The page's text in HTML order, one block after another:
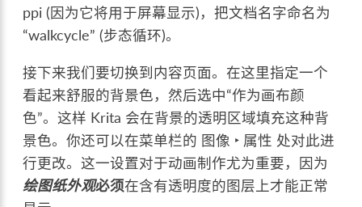
ppi (因为它将用于屏幕显示)，把文档名字命名为
“walkcycle” (步态循环)。
接下来我们要切换到内容页面。在这里指定一个
看起来舒服的背景色，然后选中“作为画布颜
色”。这样 Krita 会在背景的透明区域填充这种背
景色。你还可以在菜单栏的 图像 ‣ 属性 处对此进
行更改。这一设置对于动画制作尤为重要，因为
绘图纸外观必须在含有透明度的图层上才能正常